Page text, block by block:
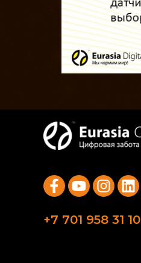
+7 701 958 31 10